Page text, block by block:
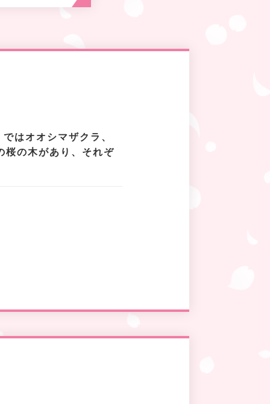
はオオシマザクラ、
桜の木があり、それぞ